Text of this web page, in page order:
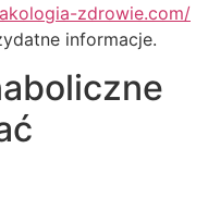
zdrowie.com/
informacje.